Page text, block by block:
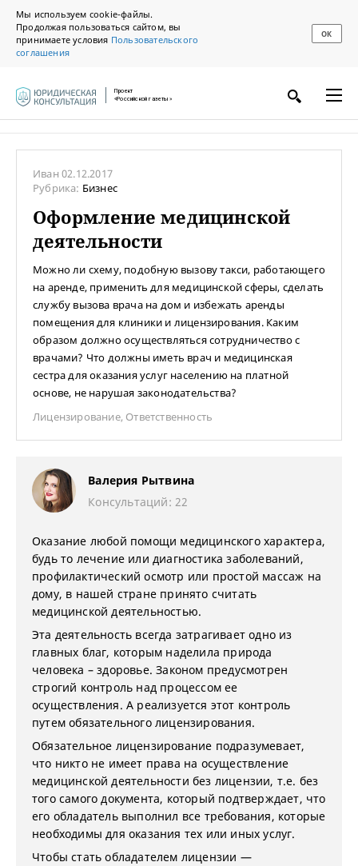
Мы используем cookie-файлы.
Продолжая пользоваться сайтом, вы
принимаете условия Пользовательского
соглашения
ОК
Проект
«Российской газеты»
Иван 02.12.2017
Рубрика: Бизнес
Оформление медицинской
деятельности
Можно ли схему, подобную вызову такси, работающего
на аренде, применить для медицинской сферы, сделать
службу вызова врача на дом и избежать аренды
помещения для клиники и лицензирования. Каким
образом должно осуществляться сотрудничество с
врачами? Что должны иметь врач и медицинская
сестра для оказания услуг населению на платной
основе, не нарушая законодательства?
Лицензирование, Ответственность
Валерия Рытвина
Консультаций: 22
Оказание любой помощи медицинского характера,
будь то лечение или диагностика заболеваний,
профилактический осмотр или простой массаж на
дому, в нашей стране принято считать
медицинской деятельностью.
Эта деятельность всегда затрагивает одно из
главных благ, которым наделила природа
человека – здоровье. Законом предусмотрен
строгий контроль над процессом ее
осуществления. А реализуется этот контроль
путем обязательного лицензирования.
Обязательное лицензирование подразумевает,
что никто не имеет права на осуществление
медицинской деятельности без лицензии, т.е. без
того самого документа, который подтверждает, что
его обладатель выполнил все требования, которые
необходимы для оказания тех или иных услуг.
Чтобы стать обладателем лицензии —